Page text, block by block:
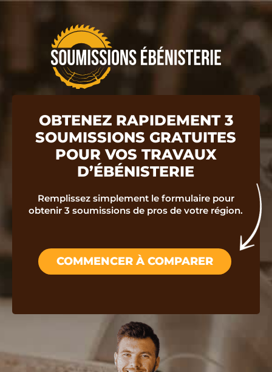
OBTENEZ RAPIDEMENT 3
SOUMISSIONS GRATUITES
POUR VOS TRAVAUX
D’ÉBÉNISTERIE
Remplissez simplement le formulaire pour
obtenir 3 soumissions de pros de votre région.